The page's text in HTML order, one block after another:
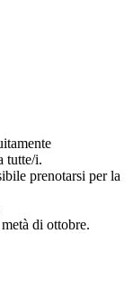
tutte/i.
prenotarsi per la
di ottobre.